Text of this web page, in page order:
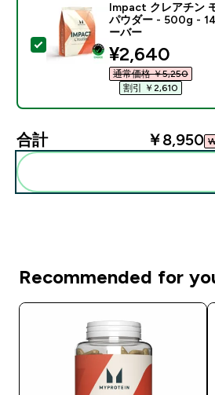
この商品を選択 - Impact ク
Impact クレアチン
パウダー - 500g -
ーバー
discounted
¥2,640‎
通常価格 ￥5,250‎
割引 ￥2,610‎
合計 ￥8,950‎
Recommended for